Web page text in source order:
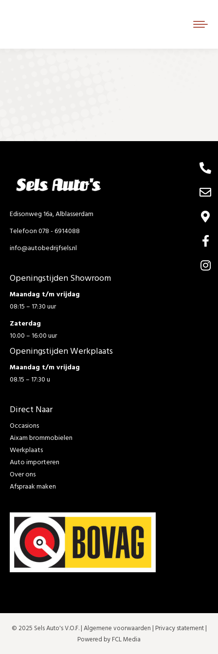
Edisonweg 16a, Alblasserdam
Telefoon 078 - 6914088
info@autobedrijfsels.nl
Openingstijden Showroom
Maandag t/m vrijdag
08:15 – 17:30 uur
Zaterdag
10.00 – 16:00 uur
Openingstijden Werkplaats
Maandag t/m vrijdag
08.15 – 17:30 u
Direct Naar
Occasions
Aixam brommobielen
Werkplaats
Auto importeren
Over ons
Afspraak maken
© 2025 Sels Auto's V.O.F. |Algemene voorwaarden | Privacy statement|
Powered by FCL Media